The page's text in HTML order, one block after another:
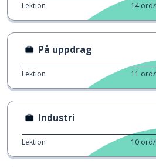
Lektion 14
På uppdrag
Lektion 11
Industri
Lektion 10